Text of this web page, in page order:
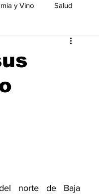
y Vino Salud
norte de Baja